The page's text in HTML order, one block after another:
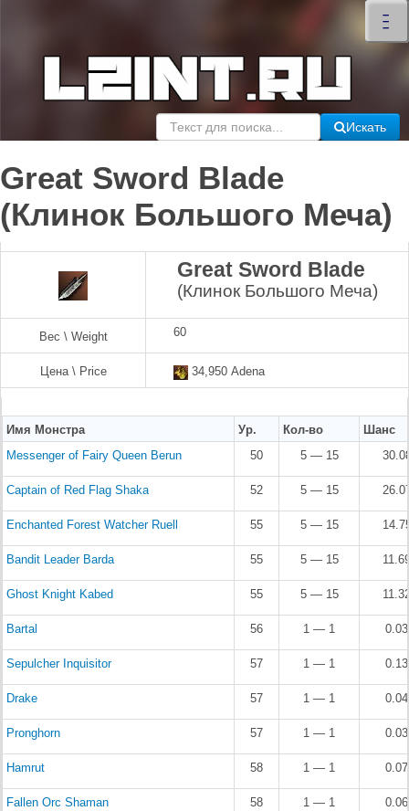
–
–
–
×
Искать
Great Sword Blade
(Клинок Большого Меча)
Great Sword Blade
(Клинок Большого Меча)
Вес \ Weight 60
Цена \ Price 34,950 Adena
Имя Монстра Ур. Кол-во
Шанс
Messenger of Fairy Queen Berun
50 5 — 15
Captain of Red Flag Shaka 52 5 — 15
Enchanted Forest Watcher Ruell 55 5 — 15
Bandit Leader Barda 55 5 — 15
Ghost Knight Kabed 55 5 — 15
Bartal 56 1 — 1
Sepulcher Inquisitor 57 1 — 1
Drake 57 1 — 1
Pronghorn 57 1 — 1
Hamrut 58 1 — 1
Fallen Orc Shaman 58 1 — 1